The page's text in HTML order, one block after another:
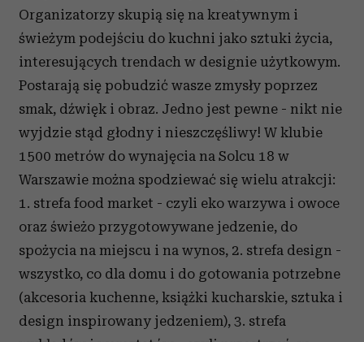
Organizatorzy skupią się na kreatywnym i
świeżym podejściu do kuchni jako sztuki życia,
interesujących trendach w designie użytkowym.
Postarają się pobudzić wasze zmysły poprzez
smak, dźwięk i obraz. Jedno jest pewne - nikt nie
wyjdzie stąd głodny i nieszczęśliwy! W klubie
1500 metrów do wynajęcia na Solcu 18 w
Warszawie można spodziewać się wielu atrakcji:
1. strefa food market - czyli eko warzywa i owoce
oraz świeżo przygotowywane jedzenie, do
spożycia na miejscu i na wynos, 2. strefa design -
wszystko, co dla domu i do gotowania potrzebne
(akcesoria kuchenne, książki kucharskie, sztuka i
design inspirowany jedzeniem), 3. strefa